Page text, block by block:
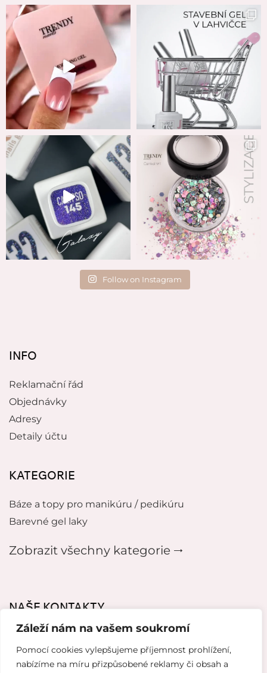
Záleží nám na vašem soukromí
Pomocí cookies vylepšujeme příjemnost prohlížení,
nabízíme na míru přizpůsobené reklamy či obsah a
Follow on Instagram
INFO
Reklamační řád
Objednávky
Adresy
Detaily účtu
KATEGORIE
Báze a topy pro manikúru / pedikúru
Barevné gel laky
Zobrazit všechny kategorie 🠂
NAŠE KONTAKTY
mikeladzebeauty@gmail.com
+420 776627318